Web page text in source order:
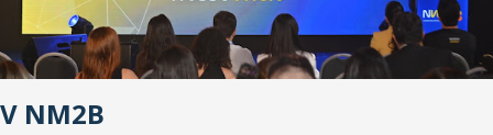
secretário. Segundo ele, é uma epidemia com chance de
contaminação alta, podendo gerar um grande risco à população e
ao sistema de saúde. “Precisamos saber fazer a estratificação do
risco da doença, para não so...
V NM2B